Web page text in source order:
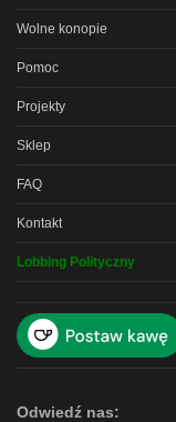
Wolne konopie
Pomoc
Projekty
Sklep
FAQ
Kontakt
Lobbing Polityczny
Odwiedź nas: